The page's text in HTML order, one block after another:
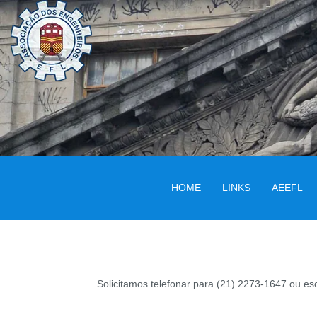
HOME LINKS AEEFL
Solicitamos telefonar para (21) 2273-1647 ou